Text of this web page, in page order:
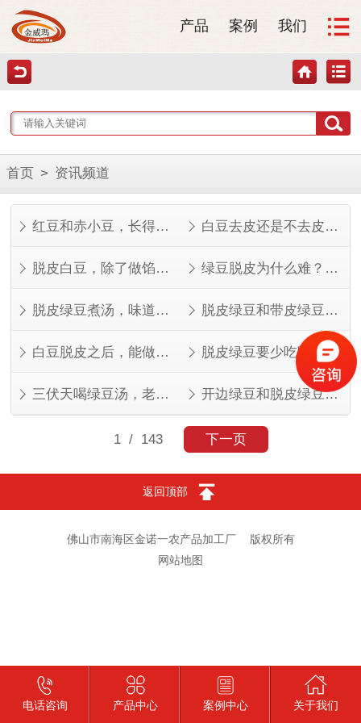
产品 案例 我们
首页 > 资讯频道
红豆和赤小豆，长得像但不是一回事 白豆去皮还是不去皮？看完这几点就知道了
脱皮白豆，除了做馅还能做什么？ 绿豆脱皮为什么难？看完就知道了
脱皮绿豆煮汤，味道其实不一样 脱皮绿豆和带皮绿豆，功效差在哪？
白豆脱皮之后，能做的菜比想象中多 脱皮绿豆要少吃吗？看人看量
三伏天喝绿豆汤，老一辈的讲究有道理 开边绿豆和脱皮绿豆，叫法不同，东西一样
1/ 143 下一页
返回顶部
佛山市南海区金诺一农产品加工厂
版权所有
网站地图
电话咨询 产品中心 案例中心 关于我们